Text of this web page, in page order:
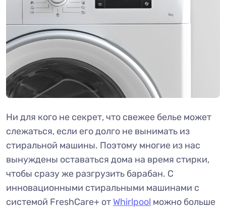
Ни для кого не секрет, что свежее белье может
слежаться, если его долго не вынимать из
стиральной машины. Поэтому многие из нас
вынуждены оставаться дома на время стирки,
чтобы сразу же разгрузить барабан. С
инновационными стиральными машинами с
системой FreshCare+ от Whirlpool можно больше